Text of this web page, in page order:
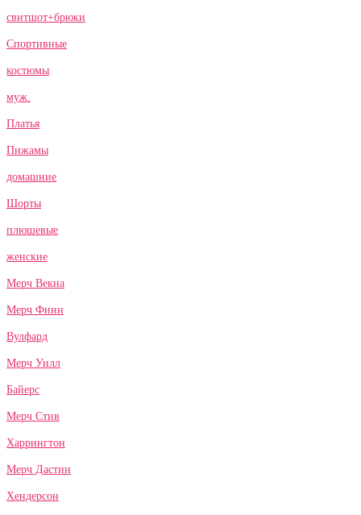
свитшот+брюки
Спортивные
костюмы
муж.
Платья
Пижамы
домашние
Шорты
плюшевые
женские
Мерч Векна
Мерч Финн
Вулфард
Мерч Уилл
Байерс
Мерч Стив
Харрингтон
Мерч Дастин
Хендерсон